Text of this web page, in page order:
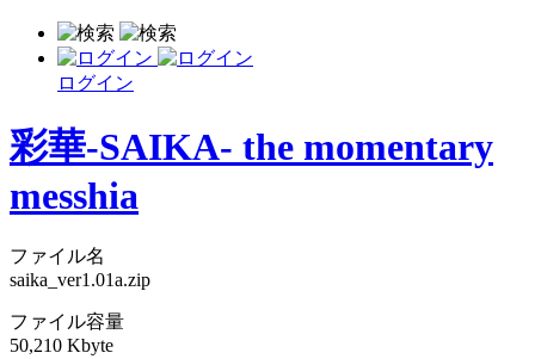
ログイン
彩華-SAIKA- the momentary
messhia
ファイル名
saika_ver1.01a.zip
ファイル容量
50,210 Kbyte